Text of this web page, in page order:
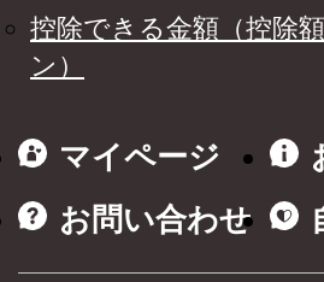
控除できる金額（控除
ン）
マイページ
お問い合わせ